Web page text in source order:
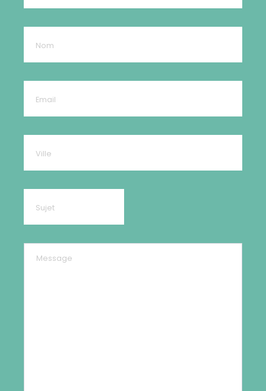
1 avis